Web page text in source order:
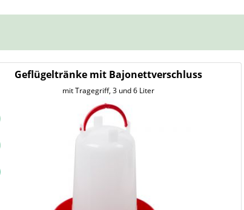
Geflügeltränke mit Bajonettverschluss
mit Tragegriff, 3 und 6 Liter